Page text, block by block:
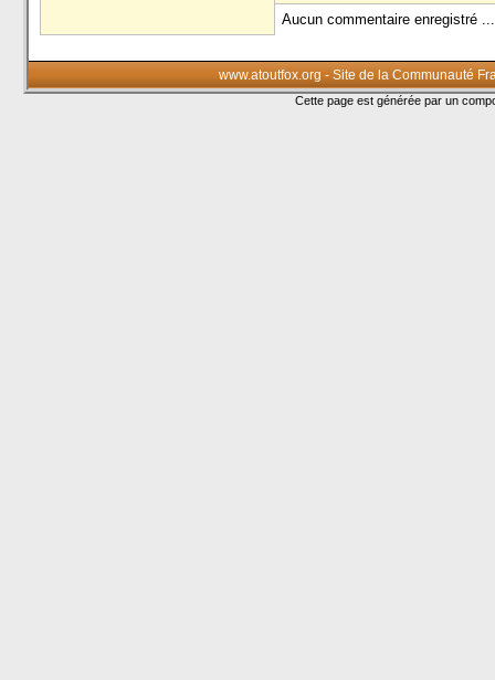
Aucun commentaire enregistré ...
www.atoutfox.org - Site de la Communauté
Cette page est générée par un